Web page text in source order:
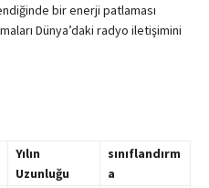
bir enerji patlaması
Dünya’daki radyo iletişimini
Yılın
Uzunluğu
sınıflandırm
a